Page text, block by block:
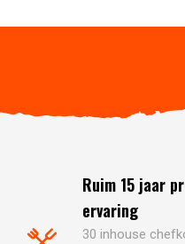
Ruim 15 jaar
ervaring
30 inhouse